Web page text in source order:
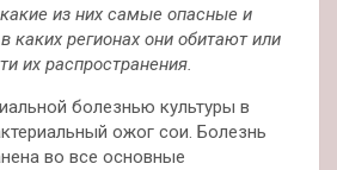
из них самые опасные и
каких регионах они обитают или
их распространения.
болезнью культуры в
ожог сои. Болезнь
во все основные